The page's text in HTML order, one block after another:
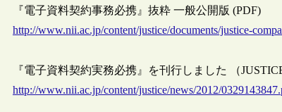
『電子資料契約事務必携』抜粋 一般公開版 (PDF)
http://www.nii.ac.jp/content/justice/documents/justice-
『電子資料契約実務必携』を刊行しました （
http://www.nii.ac.jp/content/justice/news/2012/